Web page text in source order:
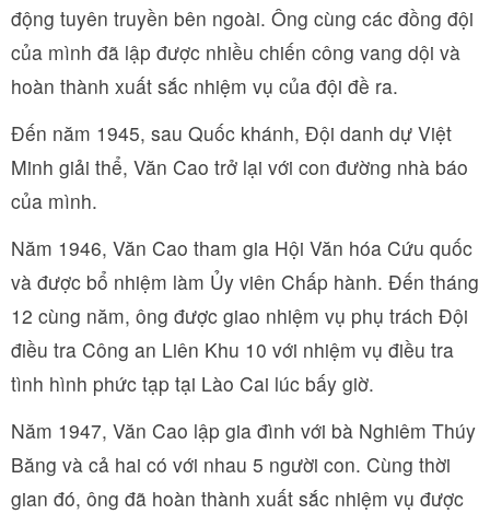
động tuyên truyền bên ngoài. Ông cùng các đồng đội
của mình đã lập được nhiều chiến công vang dội và
hoàn thành xuất sắc nhiệm vụ của đội đề ra.
Đến năm 1945, sau Quốc khánh, Đội danh dự Việt
Minh giải thể, Văn Cao trở lại với con đường nhà báo
của mình.
Năm 1946, Văn Cao tham gia Hội Văn hóa Cứu quốc
và được bổ nhiệm làm Ủy viên Chấp hành. Đến tháng
12 cùng năm, ông được giao nhiệm vụ phụ trách Đội
điều tra Công an Liên Khu 10 với nhiệm vụ điều tra
tình hình phức tạp tại Lào Cai lúc bấy giờ.
Năm 1947, Văn Cao lập gia đình với bà Nghiêm Thúy
Băng và cả hai có với nhau 5 người con. Cùng thời
gian đó, ông đã hoàn thành xuất sắc nhiệm vụ được